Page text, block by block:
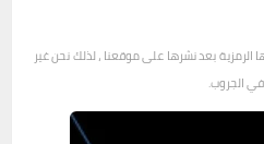
الرمزية بعد نشرها على موقعنا ، لذلك نحن غير
الجروب.